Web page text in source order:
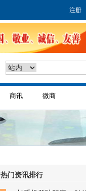
注册
商讯 微商
热门资讯排行